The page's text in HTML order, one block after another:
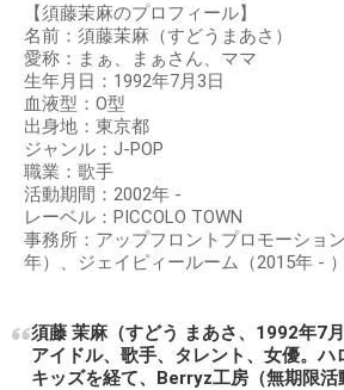
【須藤茉麻のプロフィール】
名前：須藤茉麻（すどうまあさ）
愛称：まぁ、まぁさん、ママ
生年月日：1992年7月3日
血液型：O型
出身地：東京都
ジャンル：J-POP
職業：歌手
活動期間：2002年 -
レーベル：PICCOLO TOWN
事務所：アップフロントプロモーショ
年）、ジェイピィールーム（2015年 - ）
須藤 茉麻（すどう まあさ、1992年7
アイドル、歌手、タレント、女優。ハ
キッズを経て、Berryz工房（無期限活